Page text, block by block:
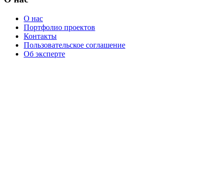
О нас
Портфолио проектов
Контакты
Пользовательское соглашение
Об эксперте